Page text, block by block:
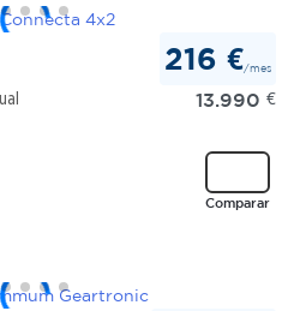
216 €/mes
13.990 €
Comparar